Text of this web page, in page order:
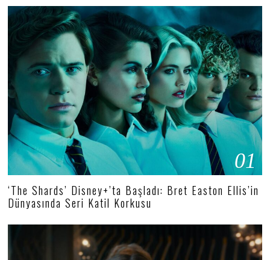
01
‘The Shards’ Disney+’ta Başladı: Bret Easton Ellis’in
Dünyasında Seri Katil Korkusu